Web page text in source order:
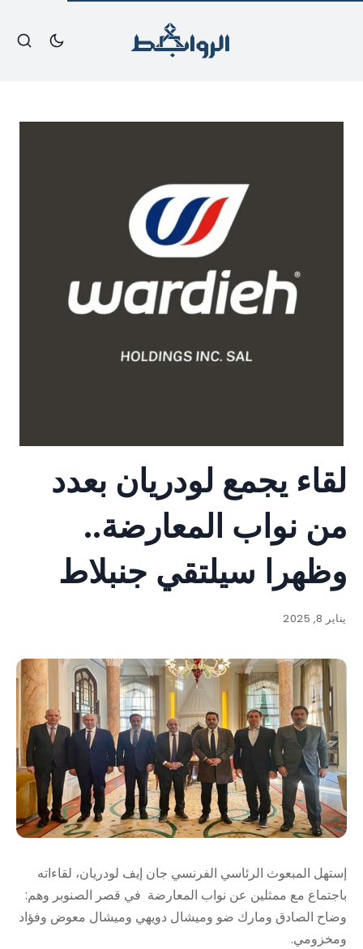
لقاء يجمع لودريان بعدد
من نواب المعارضة..
وظهرا سيلتقي جنبلاط
يناير 8, 2025
إستهل المبعوث الرئاسي الفرنسي جان إيف لودريان، لقاءاته
باجتماع مع ممثلين عن نواب المعارضة في قصر الصنوبر وهم:
وضاح الصادق ومارك ضو وميشال دويهي وميشال معوض وفؤاد
ومخزومي.